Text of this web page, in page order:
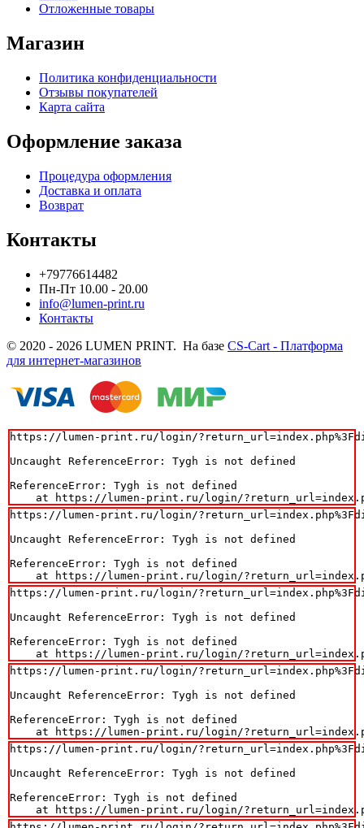
Отложенные товары
Магазин
Политика конфиденциальности
Отзывы покупателей
Карта сайта
Оформление заказа
Процедура оформления
Доставка и оплата
Возврат
Контакты
+79776614482
Пн-Пт 10.00 - 20.00
info@lumen-print.ru
Контакты
© 2020 - 2026 LUMEN PRINT. На базе CS-Cart - Платформа
для интернет-магазинов
https://lumen-print.ru/login/
Uncaught ReferenceError: Tygh is not defined
ReferenceError: Tygh is not defined
at https://lumen-print.ru/login/
https://lumen-print.ru/login/
Uncaught ReferenceError: Tygh is not defined
ReferenceError: Tygh is not defined
at https://lumen-print.ru/login/
https://lumen-print.ru/login/
Uncaught ReferenceError: Tygh is not defined
ReferenceError: Tygh is not defined
at https://lumen-print.ru/login/
https://lumen-print.ru/login/
Uncaught ReferenceError: Tygh is not defined
ReferenceError: Tygh is not defined
at https://lumen-print.ru/login/
https://lumen-print.ru/login/
Uncaught ReferenceError: Tygh is not defined
ReferenceError: Tygh is not defined
at https://lumen-print.ru/login/